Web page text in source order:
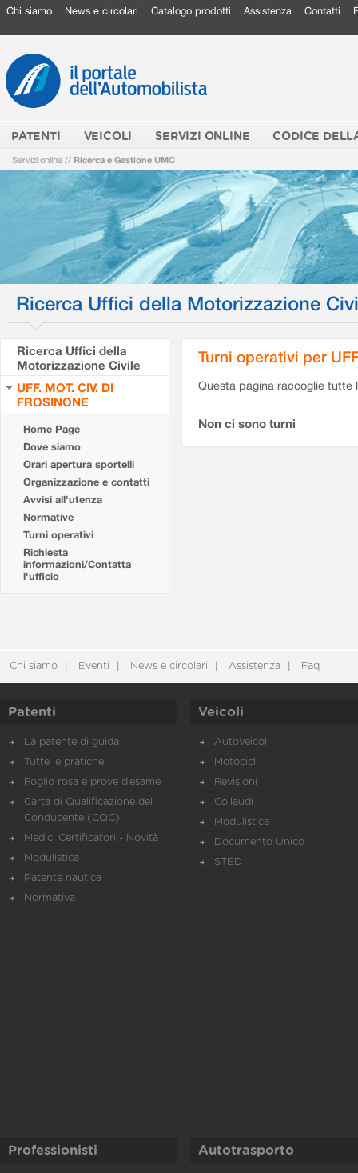
Chi siamo News e circolari Catalogo prodotti Assistenza Contatti
PATENTI VEICOLI SERVIZI ONLINE CODICE
Servizi online // Ricerca e Gestione UMC
Ricerca Uffici della Motorizzazione
Ricerca Uffici della
Motorizzazione Civile
UFF. MOT. CIV. DI
FROSINONE
Home Page
Dove siamo
Orari apertura sportelli
Organizzazione e contatti
Avvisi all'utenza
Normative
Turni operativi
Richiesta
informazioni/Contatta
l'ufficio
Turni operativi per
Questa pagina raccoglie tutte
Non ci sono turni
Chi siamo Eventi News e circolari Assistenza Faq
Patenti
La patente di guida
Tutte le pratiche
Foglio rosa e prove d’esame
Carta di Qualificazione del
Conducente (CQC)
Medici Certificatori - Novità
Modulistica
Patente nautica
Normativa
Veicoli
Autoveicoli
Motocicli
Revisioni
Collaudi
Modulistica
Documento Unico
STED
Professionisti Autotrasporto